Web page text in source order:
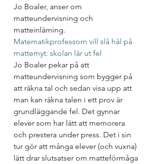
Jo Boaler, anser om
matteundervisning och
matteinlärning.
Matematikprofessorn vill slå hål på
mattemyt: skolan lär ut fel
Jo Boaler pekar på att
matteundervisning som bygger på
att räkna tal och sedan visa upp att
man kan räkna talen i ett prov är
grundläggande fel. Det gynnar
elever som har lätt att memorera
och prestera under press. Det i sin
tur gör att många elever (och vuxna)
lätt drar slutsatser om matteförmåga